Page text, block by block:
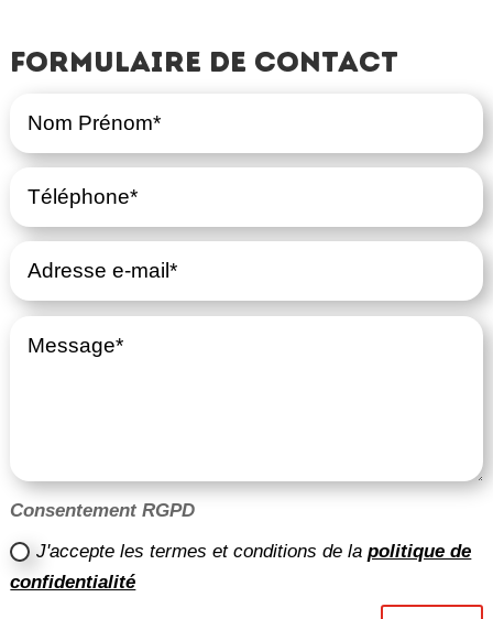
Formulaire de contact
Consentement RGPD
J'accepte les termes et conditions de lapolitique de
confidentialité